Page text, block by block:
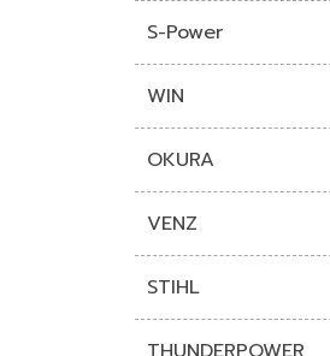
S-Power
WIN
OKURA
VENZ
STIHL